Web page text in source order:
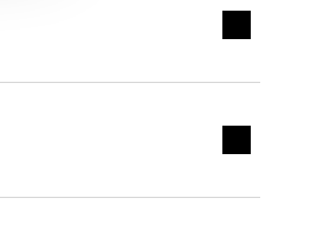
Expand
Expand